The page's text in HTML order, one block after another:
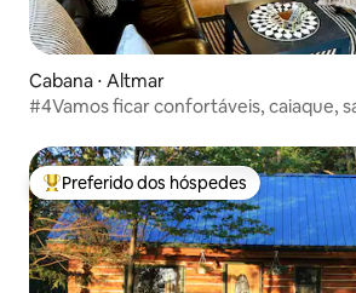
Cabana ⋅ Altmar
#4Vamos ficar confortáveis, caiaque,
Entre os melhores preferidos dos
Preferido dos hóspedes